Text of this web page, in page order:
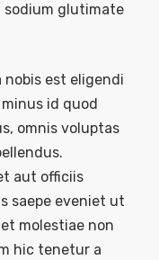
sodium glutimate
nobis est eligendi
id quod
omnis voluptas
aut officiis
saepe eveniet ut
molestiae non
hic tenetur a